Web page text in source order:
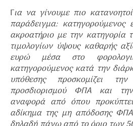
Για να γίνουμε πιο
παράδειγμα: κατηγορούμενος
ακροατήριο με την κατηγορία
τιμολογίων ύψους καθαρής
ευρώ μέσα στο
κατηγορούμενος κατά την
υπόθεσης προσκομίζει
προσδιορισμού ΦΠΑ και
αναφορά από όπου
αδίκημα της μη απόδοσης